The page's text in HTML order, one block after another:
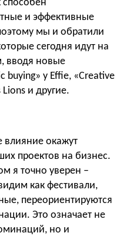
способен
и эффективные
мы и обратили
сегодня идут на
вводя новые
у Effie, «Creative
Lions и другие.
влияние окажут
проектов на бизнес.
я точно уверен –
как фестивали,
переориентируются
Это означает не
но и